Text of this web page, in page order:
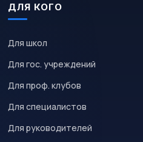
ДЛЯ КОГО
Для школ
Для гос. учреждений
Для проф. клубов
Для специалистов
Для руководителей